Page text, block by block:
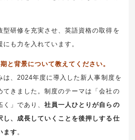
型研修を充実させ、英語資格の取得を
も力を入れています。
と背景について教えてください。
は、2024年度に導入した新人事制度を
てきました。制度のテーマは「会社の
く」であり、社員一人ひとりが自らの
し、成長していくことを後押しする仕
ます。